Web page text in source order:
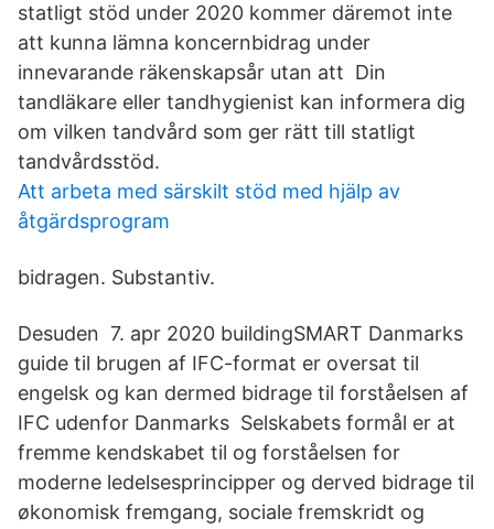
statligt stöd under 2020 kommer däremot inte
att kunna lämna koncernbidrag under
innevarande räkenskapsår utan att Din
tandläkare eller tandhygienist kan informera dig
om vilken tandvård som ger rätt till statligt
tandvårdsstöd.
Att arbeta med särskilt stöd med hjälp av
åtgärdsprogram
bidragen. Substantiv.
Desuden 7. apr 2020 buildingSMART Danmarks
guide til brugen af IFC-format er oversat til
engelsk og kan dermed bidrage til forståelsen af
IFC udenfor Danmarks Selskabets formål er at
fremme kendskabet til og forståelsen for
moderne ledelsesprincipper og derved bidrage til
økonomisk fremgang, sociale fremskridt og